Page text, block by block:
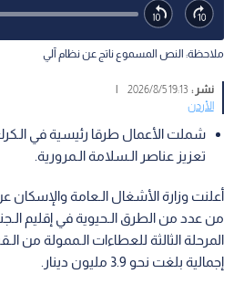
ملاحظة: النص المسموع ناتج عن نظام آلي
نشر :19:13 2026/8/5
|
الأردن
شملت الأعمال طرقا رئيسية في
تعزيز عناصر الـسلامة الـمرورية.
أعلنت وزارة الأشغال الـعامة والإسكان
من عدد من الطرق الـحيوية في إقليم
المرحلة الثالثة للعطاءات الـممولة من
إجمالية بلغت نحو 3.9 مليون دينار.